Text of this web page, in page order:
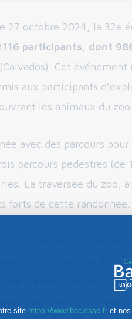
27 octobre 2024, la 32e
participants, dont
Cet
aux participants
les animaux du zoo.
avec des parcours
parcours pédestres
La traversée du zoo,
forts de cette randonnée.
cette journée repose en
tout au long de la
Leur travail minutieux, de
a permis d’offrir aux
site https://www.baclesse.fr et